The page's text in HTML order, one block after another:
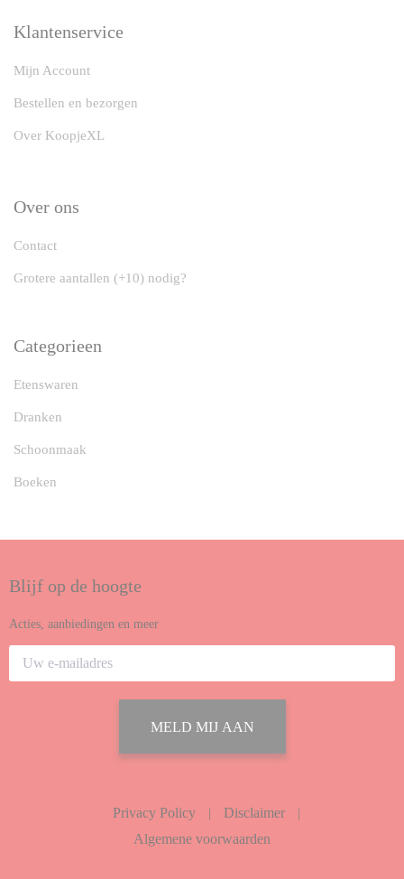
Klantenservice
Mijn Account
Bestellen en bezorgen
Over KoopjeXL
Over ons
Contact
Grotere aantallen (+10) nodig?
Categorieen
Etenswaren
Dranken
Schoonmaak
Boeken
Blijf op de hoogte
Acties, aanbiedingen en meer
MELD MIJ AAN
Privacy Policy Disclaimer
Algemene voorwaarden